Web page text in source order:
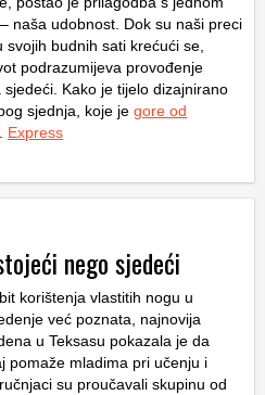
naša udobnost. Dok su naši preci
svojih budnih sati krećući se,
podrazumijeva provođenje
Kako je tijelo dizajnirano
sjednja, koje je gore od
Express
nego sjedeći
korištenja vlastitih nogu u
već poznata, najnovija
u Teksasu pokazala je da
pomaže mladima pri učenju i
su proučavali skupinu od